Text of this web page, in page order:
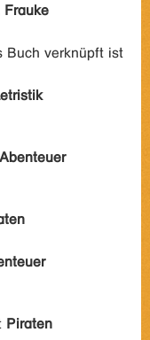
Frauke
Buch verknüpft ist
Abenteuer
Piraten